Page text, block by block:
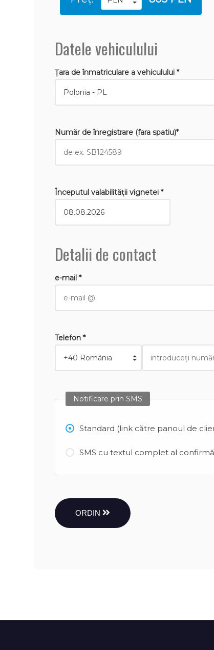
Datele vehiculului
Țara de înmatriculare a vehiculului *
Număr de înregistrare (fara spatiu)*
Începutul valabilităţii vignetei *
Detalii de contact
e-mail *
Telefon *
Notificare prin SMS
Standard (link către panoul de
SMS cu textul complet al
ORDIN